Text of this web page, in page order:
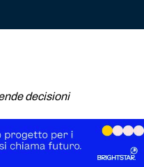
decisioni